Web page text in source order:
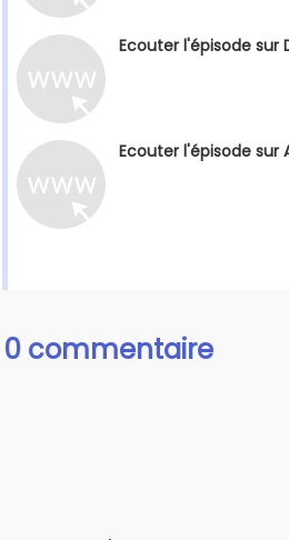
Ecouter l'épisode sur
Ecouter l'épisode sur
0 commentaire